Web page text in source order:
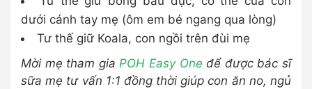
dưới cánh tay mẹ (ôm em bé ngang qua lòng)
Tư thế giữ Koala, con ngồi trên đùi mẹ
Mời mẹ tham giaPOH Easy One để được bác sĩ
sữa mẹ tư vấn 1:1 đồng thời giúp con ăn no, ngủ